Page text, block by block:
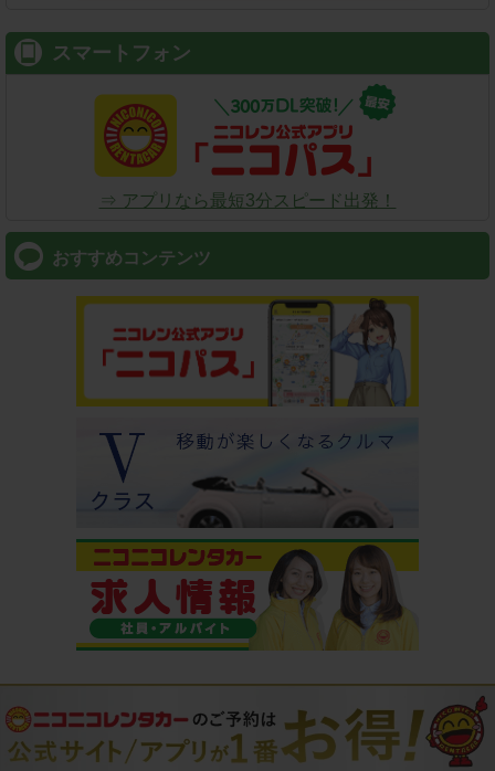
スマートフォン
⇒ アプリなら最短3分スピード出発！
おすすめコンテンツ